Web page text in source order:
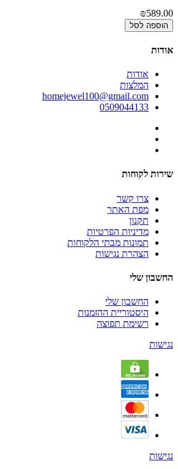
₪589.00
הוספה לסל
אודות
אודות
המלצות
homejewel100@gmail.com
0509044133
שירות לקוחות
צרו קשר
מפת האתר
תקנון
מדיניות הפרטיות
תמונות מבתי הלקוחות
הצהרת נגישות
החשבון שלי
החשבון שלי
היסטוריית ההזמנות
רשימת תפוצה
נגישות
נגישות